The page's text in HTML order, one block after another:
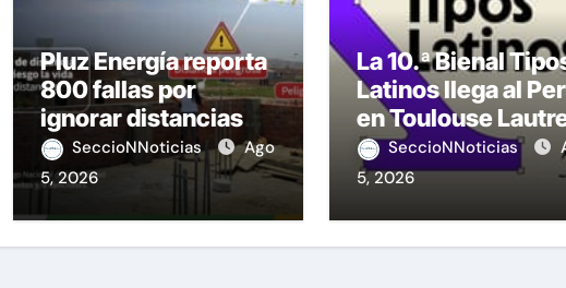
Pluz Energía reporta
800 fallas por
ignorar distancias
de seguridad
SeccioNNoticias
Ago
5, 2026
La 10.ª Bienal
Latinos llega al
en Toulouse
SeccioNNoticias
5, 2026